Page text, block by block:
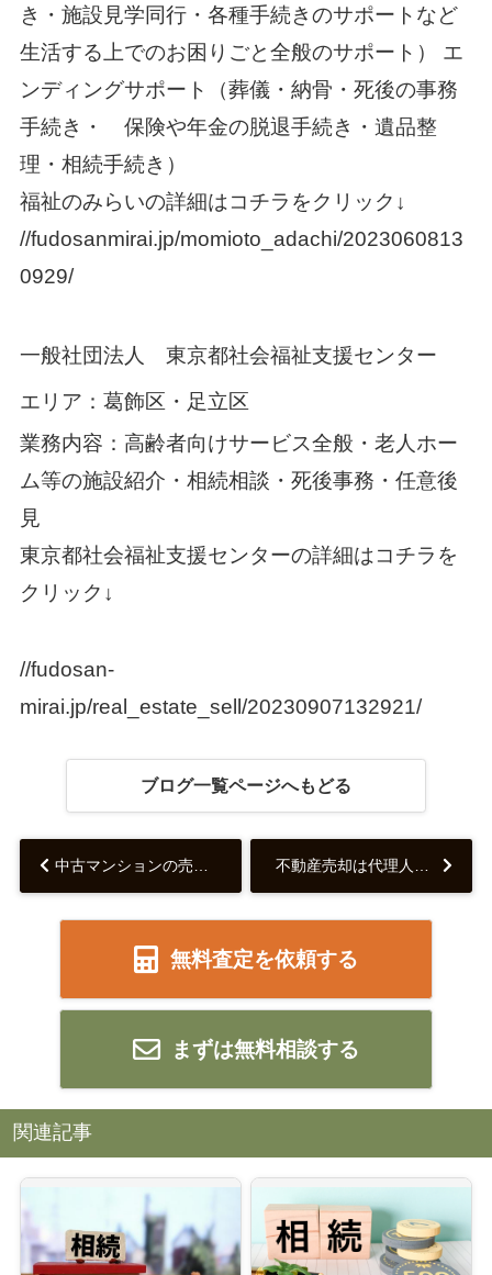
き・施設見学同行・各種手続きのサポートなど
生活する上でのお困りごと全般のサポート）
エ
ンディングサポート（葬儀・納骨・死後の事務
手続き・ 保険や年金の脱退手続き・遺品整
理・相続手続き）
福祉のみらいの詳細はコチラをクリック ↓
//fudosanmirai.jp/momioto_adachi/2023060813
0929/
一般社団法人 東京都社会福祉支援センター
エリア：葛飾区・足立区
業務内容：高齢者向けサービス全般・老人ホー
ム等の施設紹介・相続相談・死後事務・任意後
見
東京都社会福祉支援センターの詳細はコチラを
クリック↓
//fudosan-
mirai.jp/real_estate_sell/20230907132921/
ブログ一覧ページへもどる
無料査定を依頼する
まずは無料相談する
関連記事